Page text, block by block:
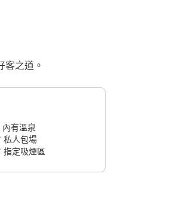
客之道。
內有溫泉
私人包場
指定吸煙區